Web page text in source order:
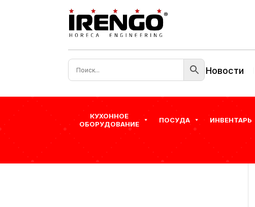
Новости
КУХОННОЕ
ОБОРУДОВАНИЕ
ПОСУДА ИНВЕНТАРЬ